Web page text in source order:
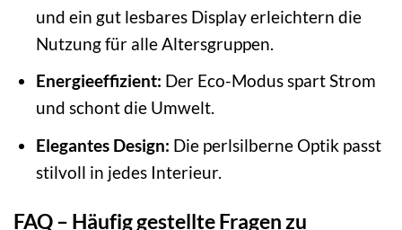
und ein gut lesbares Display erleichtern die
Nutzung für alle Altersgruppen.
Energieeffizient: Der Eco-Modus spart Strom
und schont die Umwelt.
Elegantes Design: Die perlsilberne Optik passt
stilvoll in jedes Interieur.
FAQ – Häufig gestellte Fragen zu